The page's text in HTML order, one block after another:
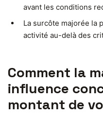
avant les conditions
La surcôte majorée la
activité au-delà des
Comment la
influence
montant de